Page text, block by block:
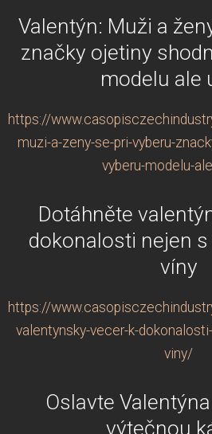
Valentýn: Muži a
značky ojetiny
modelu ale
https://
muzi-a-zeny-se-pri-vyberu-
vyberu-modelu-
Dotáhněte
dokonalosti nejen
víny
https://
valentynsky-vecer-k-
viny/
Oslavte
výtečnou